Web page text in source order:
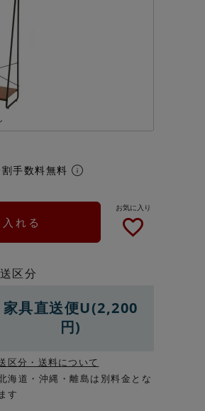
手数料無料
れる
区分
家具直送便U(2,200
円)
区分・送料について
海道・沖縄・離島は別料金とな
す